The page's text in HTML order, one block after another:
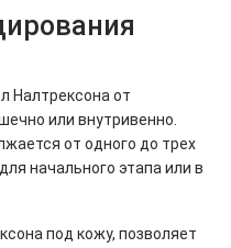
Налтрексона от
или внутривенно.
от одного до трех
начального этапа или в
под кожу, позволяет